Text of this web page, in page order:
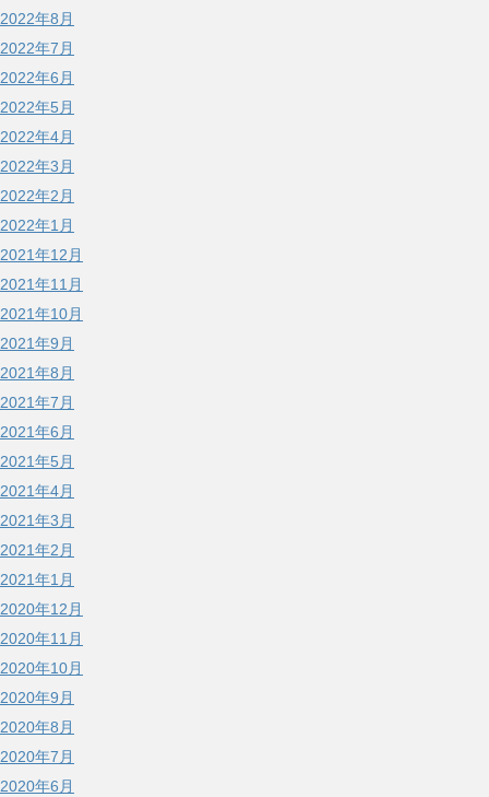
2022年8月
2022年7月
2022年6月
2022年5月
2022年4月
2022年3月
2022年2月
2022年1月
2021年12月
2021年11月
2021年10月
2021年9月
2021年8月
2021年7月
2021年6月
2021年5月
2021年4月
2021年3月
2021年2月
2021年1月
2020年12月
2020年11月
2020年10月
2020年9月
2020年8月
2020年7月
2020年6月